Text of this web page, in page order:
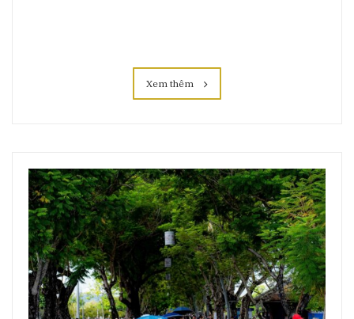
Xem thêm